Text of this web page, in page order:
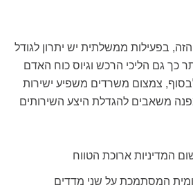
בפעילות ממשלתית יש יתרון לגודל
כך גם הליכי הרכש וגיוס כוח האדם
לבסוף, צמצום משרדים משפיע ישירות
משאבים להגדלת היצע השירותים
המדיניות ארוכת הטווח
המסתמכת על שני מדדים